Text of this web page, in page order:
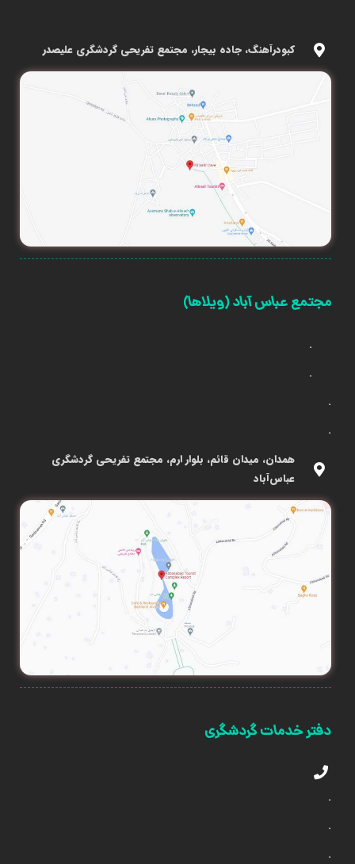
کبودرآهنگ، جاده بیجار، مجتمع تفریحی گردشگری علیصدر
مجتمع عباس آباد (ویلاها)
.
.
.
.
همدان، میدان قائم، بلوار ارم، مجتمع تفریحی گردشگری
عباس‌آباد
دفتر خدمات گردشگری
.
.
.